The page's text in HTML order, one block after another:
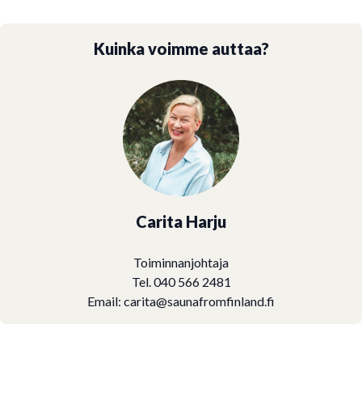
Kuinka voimme auttaa?
Carita Harju
Toiminnanjohtaja
Tel. 040 566 2481
Email: carita@saunafromfinland.fi